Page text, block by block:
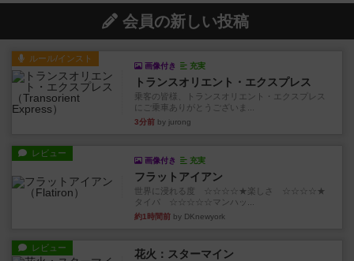
会員の新しい投稿
ルール/インスト
画像付き 充実
トランスオリエント・エクスプレス
乗客の皆様、トランスオリエント・エクスプレス
にご乗車ありがとうございま...
3分前 by jurong
レビュー
画像付き 充実
フラットアイアン
世界に浸れる度 ☆☆☆☆★楽しさ ☆☆☆☆★
タイパ ☆☆☆☆☆マンハッ...
約1時間前 by DKnewyork
レビュー 花火：スターマイン